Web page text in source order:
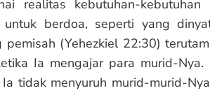
realitas kebutuhan-
berdoa, seperti yang
(Yehezkiel 22:30)
Ia mengajar para murid-
tidak menyuruh murid-murid-